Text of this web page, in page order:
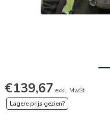
€139,67 exkl. MwSt.
Lagere prijs gezien?